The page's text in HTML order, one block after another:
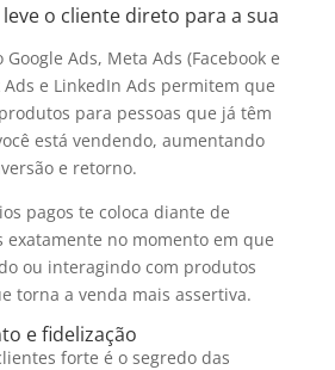
o cliente direto para a sua
Ads, Meta Ads (Facebook e
Ads e LinkedIn Ads permitem que
para pessoas que já têm
está vendendo, aumentando
e retorno.
pagos te coloca diante de
exatamente no momento em que
ou interagindo com produtos
torna a venda mais assertiva.
e fidelização
forte é o segredo das